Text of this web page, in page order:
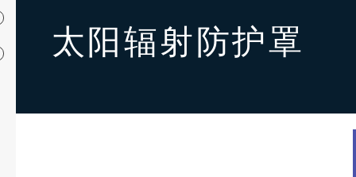
太阳辐射防护罩